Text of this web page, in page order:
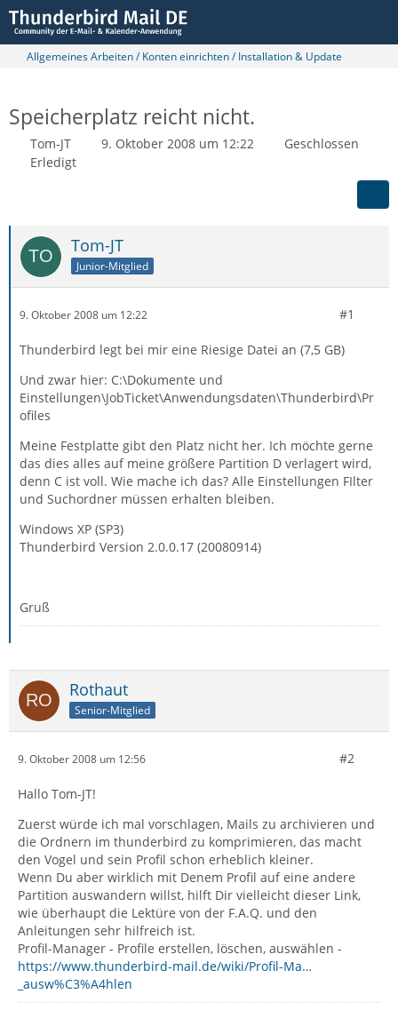
Allgemeines Arbeiten / Konten einrichten / Installation & Update
Speicherplatz reicht nicht.
Tom-JT 9. Oktober 2008 um 12:22
Geschlossen
Erledigt
Tom-JT
Junior-Mitglied
9. Oktober 2008 um 12:22 #1
Thunderbird legt bei mir eine Riesige Datei an (7,5 GB)
Und zwar hier: C:\Dokumente und
Einstellungen\JobTicket\Anwendungsdaten\Thunderbird\Pr
ofiles
Meine Festplatte gibt den Platz nicht her. Ich möchte gerne
das dies alles auf meine größere Partition D verlagert wird,
denn C ist voll. Wie mache ich das? Alle Einstellungen FIlter
und Suchordner müssen erhalten bleiben.
Windows XP (SP3)
Thunderbird Version 2.0.0.17 (20080914)
Gruß
Rothaut
Senior-Mitglied
9. Oktober 2008 um 12:56 #2
Hallo Tom-JT!
Zuerst würde ich mal vorschlagen, Mails zu archivieren und
die Ordnern im thunderbird zu komprimieren, das macht
den Vogel und sein Profil schon erheblich kleiner.
Wenn Du aber wirklich mit Denem Profil auf eine andere
Partition auswandern willst, hilft Dir vielleicht dieser Link,
wie überhaupt die Lektüre von der F.A.Q. und den
Anleitungen sehr hilfreich ist.
Profil-Manager - Profile erstellen, löschen, auswählen -
https://www.thunderbird-mail.de/wiki/Profil-Ma…
_ausw%C3%A4hlen